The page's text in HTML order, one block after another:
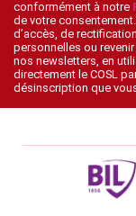
conformément à notre
de votre
d’accès, de
personnelles ou
nos newsletters, en
directement le COSL
désinscription que